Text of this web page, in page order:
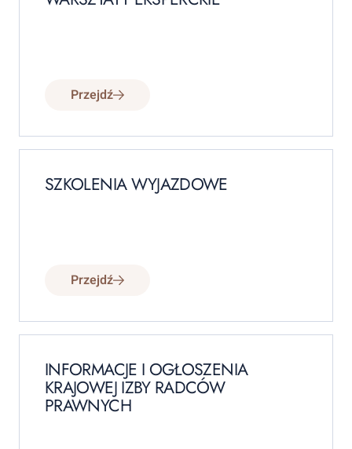
Przejdź
SZKOLENIA WYJAZDOWE
Przejdź
INFORMACJE I OGŁOSZENIA
KRAJOWEJ IZBY RADCÓW
PRAWNYCH